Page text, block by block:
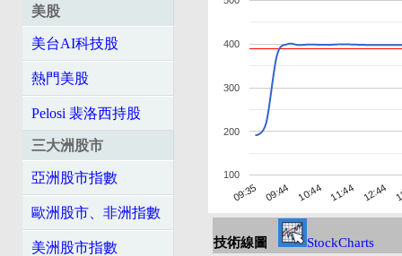
美股
美台AI科技股
熱門美股
Pelosi 裴洛西持股
三大洲股市
亞洲股市指數
歐洲股市、非洲指數
美洲股市指數
09:35 09:44 10:44 11:44 12:44
100
200
300
400
技術線圖 StockCharts